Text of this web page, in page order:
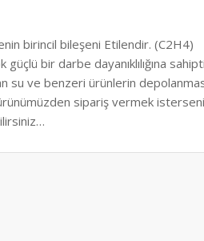
birincil bileşeni Etilendir. (C2H4)
bir darbe dayanıklılığına
su ve benzeri ürünlerin
sipariş vermek